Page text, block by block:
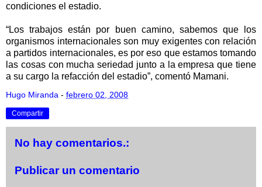
condiciones el estadio.
“Los trabajos están por buen camino, sabemos que los
organismos internacionales son muy exigentes con relación
a partidos internacionales, es por eso que estamos tomando
las cosas con mucha seriedad junto a la empresa que tiene
a su cargo la refacción del estadio”, comentó Mamani.
Hugo Miranda - febrero 02, 2008
Compartir
No hay comentarios.:
Publicar un comentario